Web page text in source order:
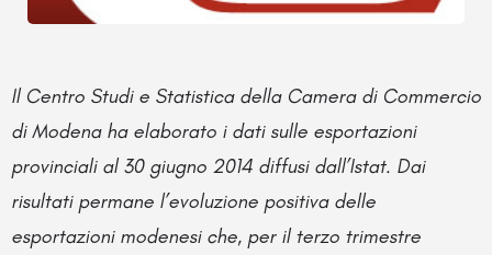
Il Centro Studi e Statistica della Camera di Commercio
di Modena ha elaborato i dati sulle esportazioni
provinciali al 30 giugno 2014 diffusi dall’Istat. Dai
risultati permane l’evoluzione positiva delle
esportazioni modenesi che, per il terzo trimestre